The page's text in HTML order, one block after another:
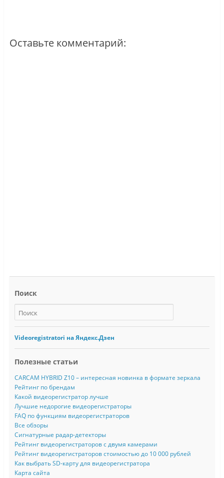
Оставьте комментарий:
Поиск
Videoregistratori на Яндекс.Дзен
Полезные статьи
CARCAM HYBRID Z10 – интересная новинка в формате зеркала
Рейтинг по брендам
Какой видеорегистратор лучше
Лучшие недорогие видеорегистраторы
FAQ по функциям видеорегистраторов
Все обзоры
Сигнатурные радар-детекторы
Рейтинг видеорегистраторов с двумя камерами
Рейтинг видеорегистраторов стоимостью до 10 000 рублей
Как выбрать SD-карту для видеорегистратора
Карта сайта